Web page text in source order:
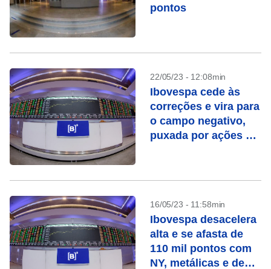
pontos
22/05/23 - 12:08min
Ibovespa cede às
correções e vira para
o campo negativo,
puxada por ações de
16/05/23 - 11:58min
Ibovespa desacelera
alta e se afasta de
110 mil pontos com
NY, metálicas e de